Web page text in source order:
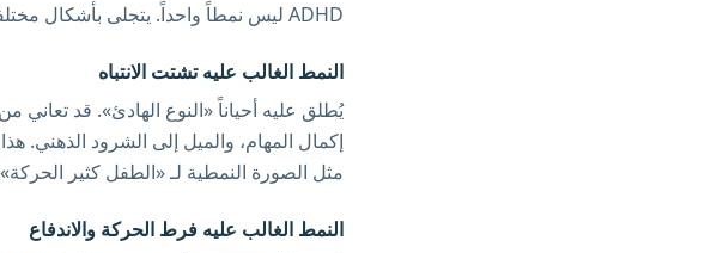
ADHD ليس نمطاً واحداً. يتجلى بأشكال مختلفة لدى أشخاص مختلفين، ويعترف الأطباء بثلاثة أنماط رئيسية:
النمط الغالب عليه تشتت الانتباه
يُطلق عليه أحياناً «النوع الهادئ». قد
إكمال المهام، والميل إلى الشرود الذهني.
مثل الصورة النمطية لـ «الطفل كثير
النمط الغالب عليه فرط الحركة والاندفاع